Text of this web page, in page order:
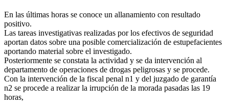
En las últimas horas se conoce un allanamiento con resultado
positivo.
Las tareas investigativas realizadas por los efectivos de seguridad
aportan datos sobre una posible comercialización de estupefacientes
aportando material sobre el investigado.
Posteriormente se constata la actividad y se da intervención al
departamento de operaciones de drogas peligrosas y se procede.
Con la intervención de la fiscal penal n1 y del juzgado de garantía
n2 se procede a realizar la irrupción de la morada pasadas las 19
horas,